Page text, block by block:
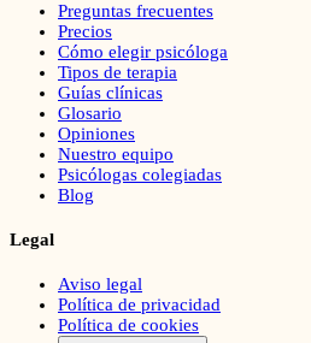
Preguntas frecuentes
Precios
Cómo elegir psicóloga
Tipos de terapia
Guías clínicas
Glosario
Opiniones
Nuestro equipo
Psicólogas colegiadas
Blog
Legal
Aviso legal
Política de privacidad
Política de cookies